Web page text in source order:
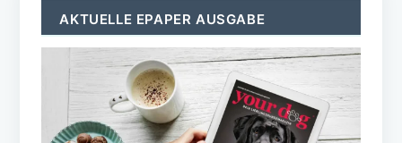
AKTUELLE EPAPER AUSGABE